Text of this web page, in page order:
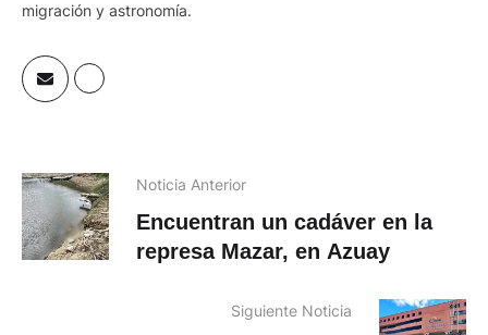
migración y astronomía.
Noticia Anterior
Encuentran un cadáver en la
represa Mazar, en Azuay
Siguiente Noticia